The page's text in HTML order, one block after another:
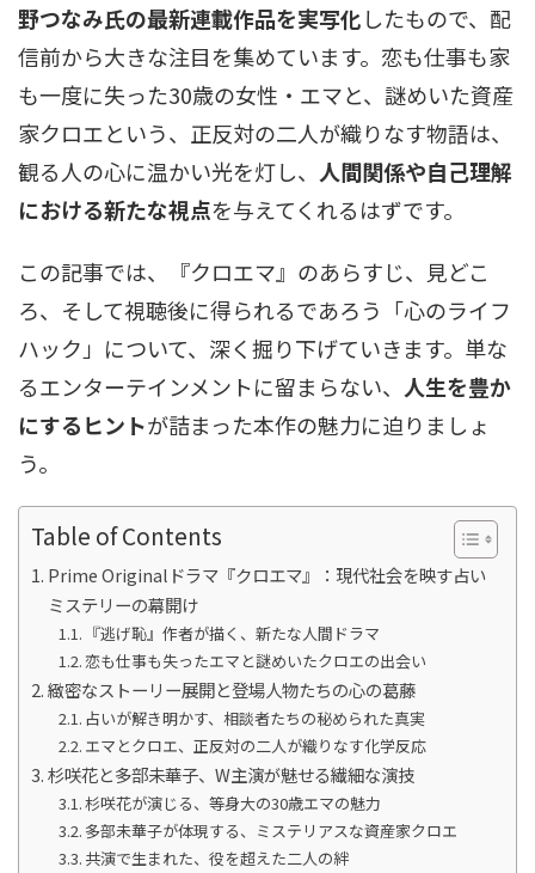
野つなみ氏の最新連載作品を実写化したもので、配
信前から大きな注目を集めています。恋も仕事も家
も一度に失った30歳の女性・エマと、謎めいた資産
家クロエという、正反対の二人が織りなす物語は、
観る人の心に温かい光を灯し、 人間関係や自己理解
における新たな視点を与えてくれるはずです。
この記事では、『クロエマ』のあらすじ、見どこ
ろ、そして視聴後に得られるであろう「心のライフ
ハック」について、深く掘り下げていきます。単な
るエンターテインメントに留まらない、 人生を豊か
にするヒントが詰まった本作の魅力に迫りましょ
う。
Table of Contents
Prime Originalドラマ『クロエマ』：現代社会を映す占い
ミステリーの幕開け
『逃げ恥』作者が描く、新たな人間ドラマ
恋も仕事も失ったエマと謎めいたクロエの出会い
緻密なストーリー展開と登場人物たちの心の葛藤
占いが解き明かす、相談者たちの秘められた真実
エマとクロエ、正反対の二人が織りなす化学反応
杉咲花と多部未華子、W主演が魅せる繊細な演技
杉咲花が演じる、等身大の30歳エマの魅力
多部未華子が体現する、ミステリアスな資産家クロエ
共演で生まれた、役を超えた二人の絆